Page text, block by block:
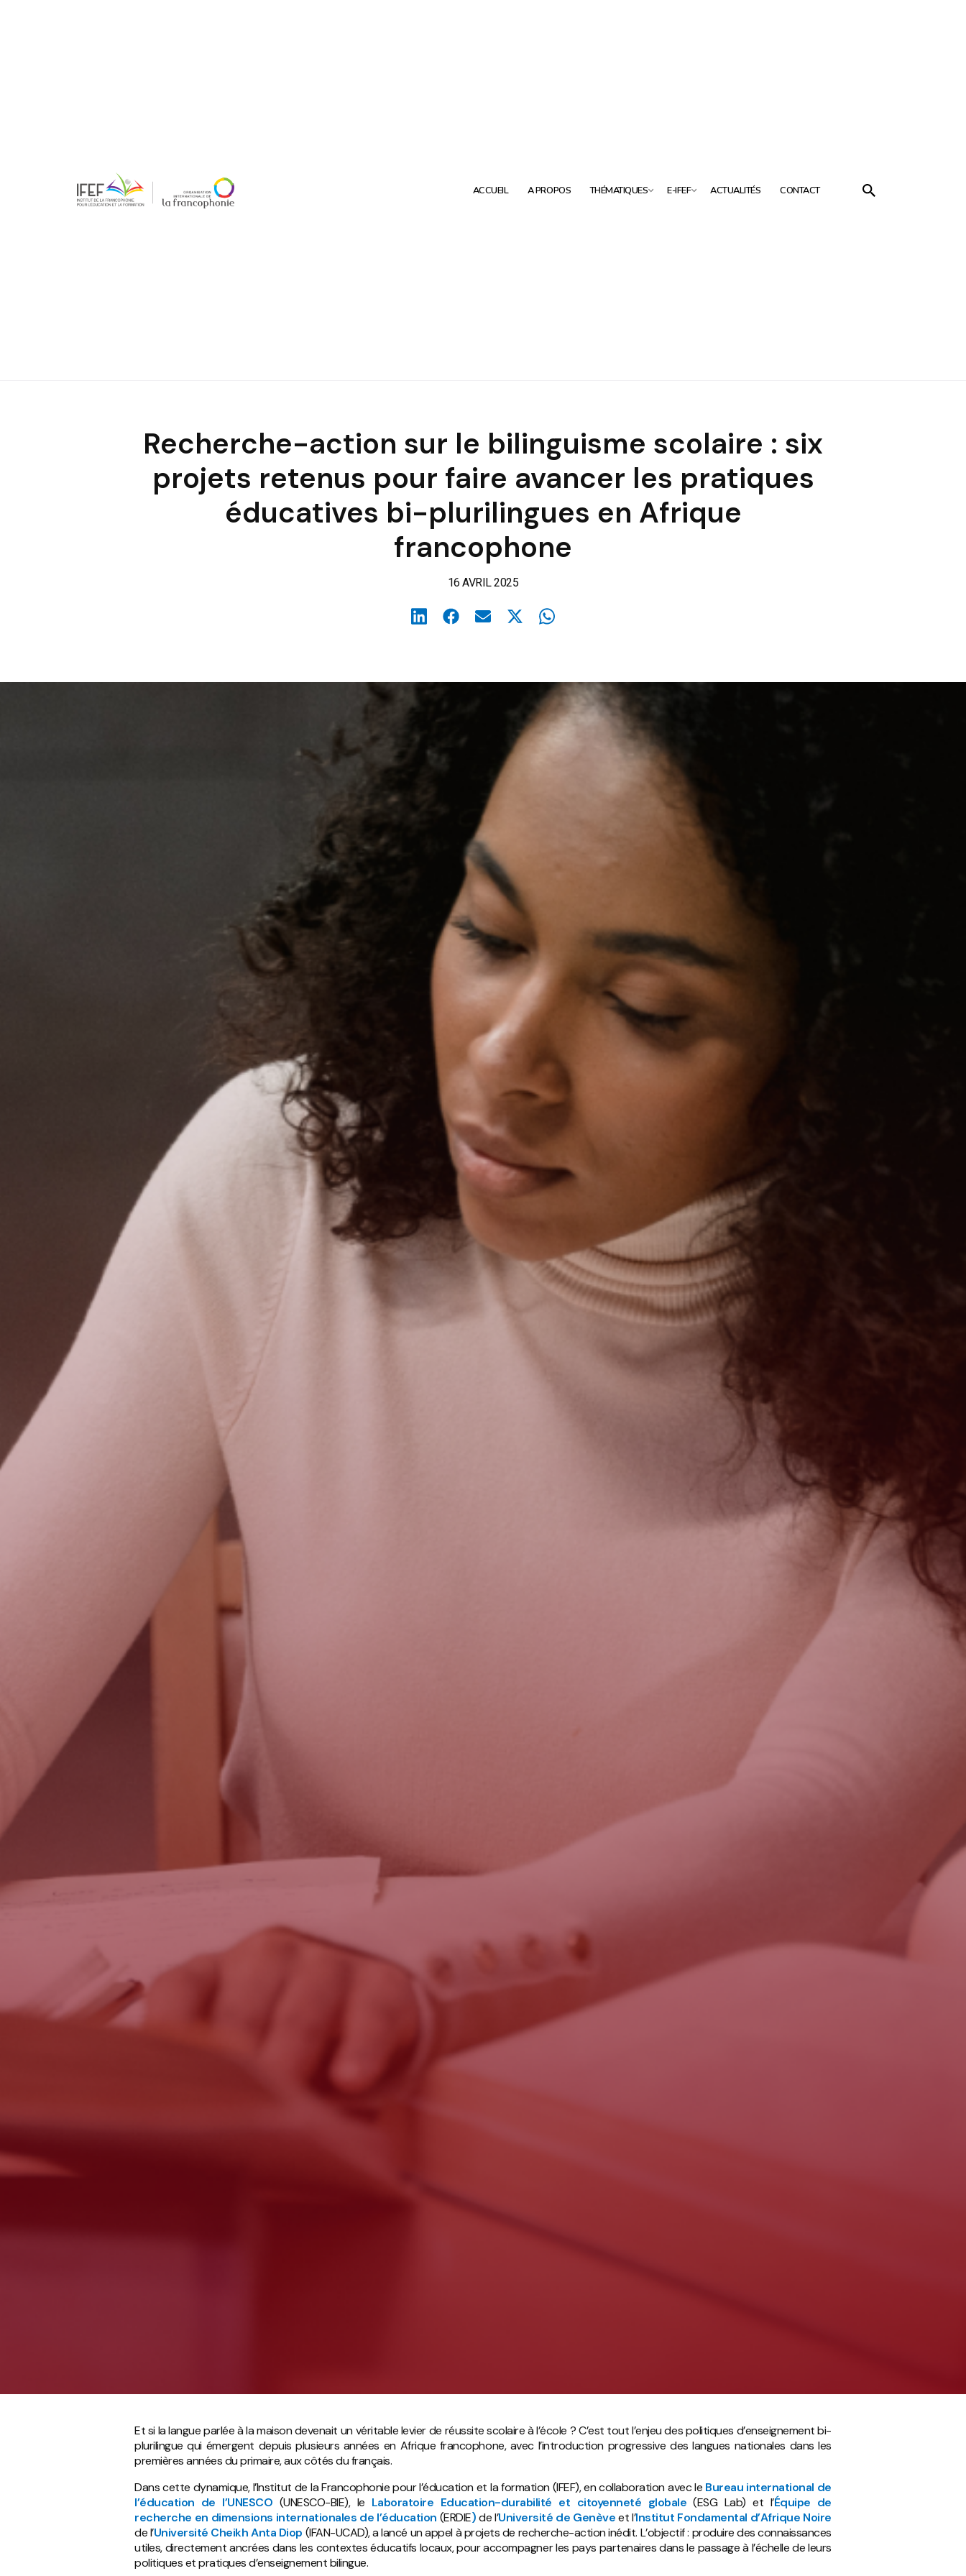
ACCUEIL A PROPOS THÉMATIQUES E-IFEF ACTUALITÉS CONTACT
Recherche-action sur le bilinguisme scolaire : six
projets retenus pour faire avancer les pratiques
éducatives bi-plurilingues en Afrique
francophone
16 AVRIL 2025
Et si la langue parlée à la maison devenait un véritable levier de réussite scolaire à l’école ? C’est tout l’enjeu des politiques d’enseignement bi-
plurilingue qui émergent depuis plusieurs années en Afrique francophone, avec l’introduction progressive des langues nationales dans les
premières années du primaire, aux côtés du français.
Dans cette dynamique, l’Institut de la Francophonie pour l’éducation et la formation (IFEF), en collaboration avec le Bureau international de
l’éducation de l’UNESCO (UNESCO-BIE), le Laboratoire Education-durabilité et citoyenneté globale (ESG Lab) et l’Équipe de
recherche en dimensions internationales de l’éducation (ERDIE)de l’Université de Genèveet l’Institut Fondamental d’Afrique Noire
de l’Université Cheikh Anta Diop (IFAN-UCAD), a lancé un appel à projets de recherche-action inédit. L’objectif : produire des connaissances
utiles, directement ancrées dans les contextes éducatifs locaux, pour accompagner les pays partenaires dans le passage à l’échelle de leurs
politiques et pratiques d’enseignement bilingue.